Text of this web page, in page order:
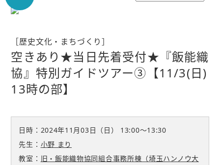
［歴史文化・まちづくり］
空きあり★当日先着受付★『飯能織
協』特別ガイドツアー③【11/3(日)
13時の部】
日時：2024年11月03日（日） 13:00〜13:30
先生： 小野 まり
教室： 旧・飯能織物協同組合事務所棟（埼玉ハンノウ大